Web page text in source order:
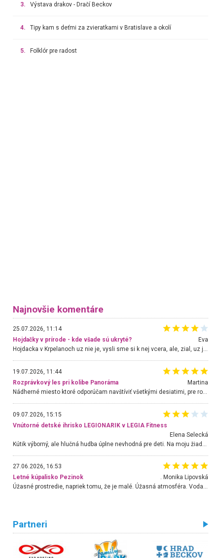
3. Výstava drakov - Dračí Beckov
4. Tipy kam s deťmi za zvieratkami v Bratislave a okolí
5. Folklór pre radost
Najnovšie komentáre
25.07.2026, 11:14
Hojdačky v prírode - kde všade sú ukryté?
Eva
Hojdacka v Krpelanoch uz nie je, vysli sme si k nej vcera, ale, zial, uz je znicena. Ak sem planujete cestu len kvoli hojdacke, mozete si ju usetrit. Krasny vyhlad je tu vsak aj bez hojdacky :-)
19.07.2026, 11:44
Rozprávkový les pri kolibe Panoráma
Martina
Nádherné miesto ktoré odporúčam navštíviť všetkými desiatimi, pre rodiny s deťmi, dôchodcom... Proste a jednoducho ozaj rozprávkový les.. určite ešte prídeme. Odniesli sme si na pamiatku krásne tričká,
09.07.2026, 15:15
Vnútorné detské ihrisko LEGIONARIK v LEGIA Fitness
Elena Selecká
27.06.2026, 16:53
Letné kúpalisko Pezinok
. Monika Lipovská
Úžasné prostredie, napriek tomu, že je malé. Úžasná atmosféra. Voda fantastická a nádherná. Ľudí je pomerne veľa, ale su mili a ohľaduplní. Je veľmi zaujímavé sledovať, ako dokážu spolu športovať cudzí ľudia a bez ohľadu na vek. Vládne tu pohoda. Vnuka neviem dostať z vody. Ďakujem za krásny deň . Urcite sa sem vrátim. Jediný problém je s parkovaním, ale aj ten sa mi podarilo vyriešiť. Monika Bratislava
Partneri